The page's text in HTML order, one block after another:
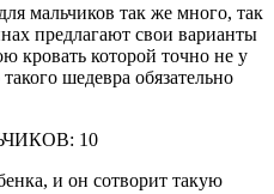
мальчиков так же много, так
предлагают свои варианты
кровать которой точно не у
шедевра обязательно
и он сотворит такую